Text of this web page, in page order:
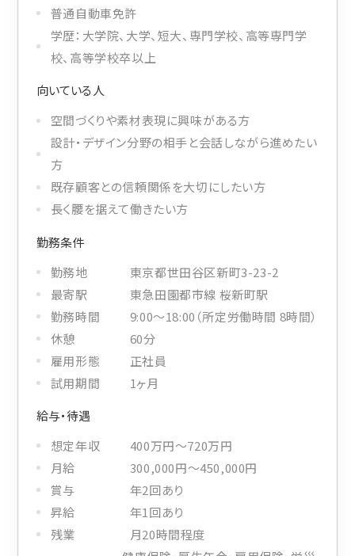
普通自動車免許
学歴：大学院、大学、短大、専門学校、高等専門学
校、高等学校卒以上
向いている人
空間づくりや素材表現に興味がある方
設計・デザイン分野の相手と会話しながら進めたい
方
既存顧客との信頼関係を大切にしたい方
長く腰を据えて働きたい方
勤務条件
勤務地
東京都世田谷区新町3-23-2
最寄駅
東急田園都市線 桜新町駅
勤務時間
9:00〜18:00（所定労働時間 8時間）
休憩
60分
雇用形態
正社員
試用期間
1ヶ月
給与・待遇
想定年収
400万円〜720万円
月給
300,000円〜450,000円
賞与
年2回あり
昇給
年1回あり
残業
月20時間程度